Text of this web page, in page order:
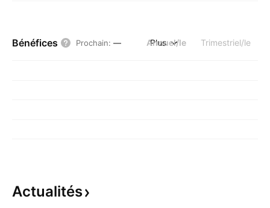
Bénéfices Prochain: — Annuel/le Trimestriel/le
Plus
Actualités